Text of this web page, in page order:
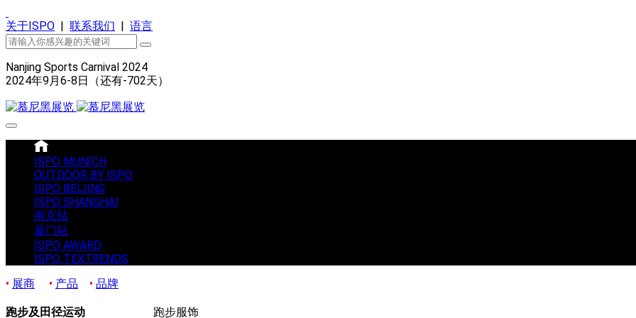
关于ISPO | 联系我们 | 语言
Nanjing Sports Carnival 2024
2024年9月6-8日（还有-702天）
ISPO MUNICH
OUTDOOR BY ISPO
ISPO BEIJING
ISPO SHANGHAI
南京站
厦门站
ISPO AWARD
ISPO TEXTRENDS
• 展商 • 产品 • 品牌
跑步及田径运动 跑步服饰